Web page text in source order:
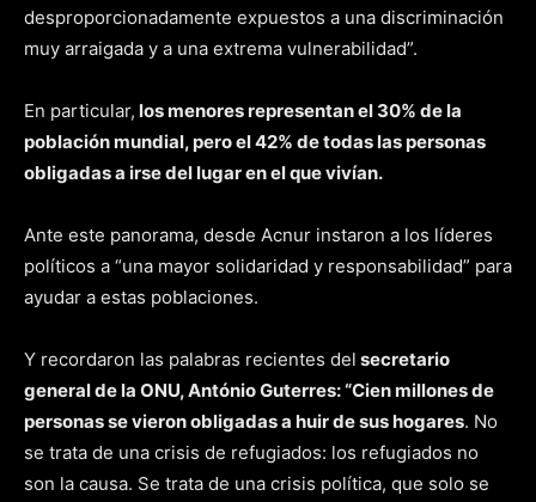
desproporcionadamente expuestos a una discriminación
muy arraigada y a una extrema vulnerabilidad”.
En particular, los menores representan el 30% de la
población mundial, pero el 42% de todas las personas
obligadas a irse del lugar en el que vivían.
Ante este panorama, desde Acnur instaron a los líderes
políticos a “una mayor solidaridad y responsabilidad” para
ayudar a estas poblaciones.
Y recordaron las palabras recientes del secretario
general de la ONU, António Guterres: “Cien millones de
personas se vieron obligadas a huir de sus hogares. No
se trata de una crisis de refugiados: los refugiados no
son la causa. Se trata de una crisis política, que solo se